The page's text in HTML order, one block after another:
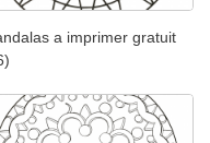
a imprimer gratuit